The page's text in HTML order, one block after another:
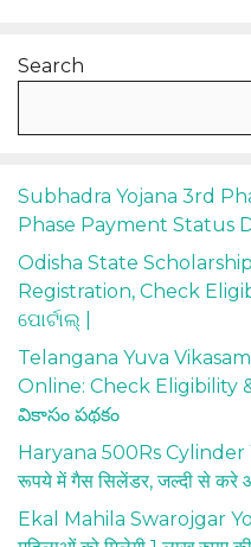
Search
Subhadra Yojana 3rd
Phase Payment Status
Odisha State
Registration, Check
ପୋର୍ଟାଲ୍ |
Telangana Yuva
Online: Check
వికాసం పథకం
Haryana 500Rs Cylinder
रूपये में गैस सिलेंडर, जल्दी से करे
Ekal Mahila Swarojgar